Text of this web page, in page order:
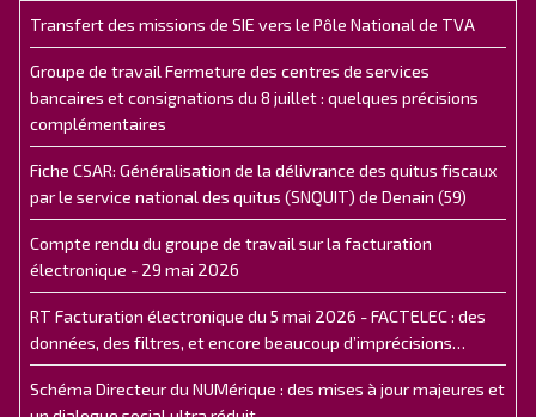
Transfert des missions de SIE vers le Pôle National de TVA
Groupe de travail Fermeture des centres de services
bancaires et consignations du 8 juillet : quelques précisions
complémentaires
Fiche CSAR: Généralisation de la délivrance des quitus fiscaux
par le service national des quitus (SNQUIT) de Denain (59)
Compte rendu du groupe de travail sur la facturation
électronique - 29 mai 2026
RT Facturation électronique du 5 mai 2026 - FACTELEC : des
données, des filtres, et encore beaucoup d’imprécisions…
Schéma Directeur du NUMérique : des mises à jour majeures et